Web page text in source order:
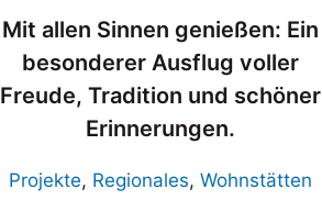
Mit allen Sinnen genießen: Ein
besonderer Ausflug voller
Freude, Tradition und schöner
Erinnerungen.
Projekte, Regionales, Wohnstätten